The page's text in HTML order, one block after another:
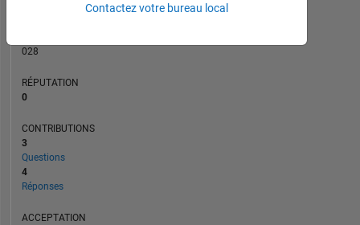
028
RÉPUTATION
0
CONTRIBUTIONS
3
Questions
4
Réponses
ACCEPTATION
Contactez votre bureau local